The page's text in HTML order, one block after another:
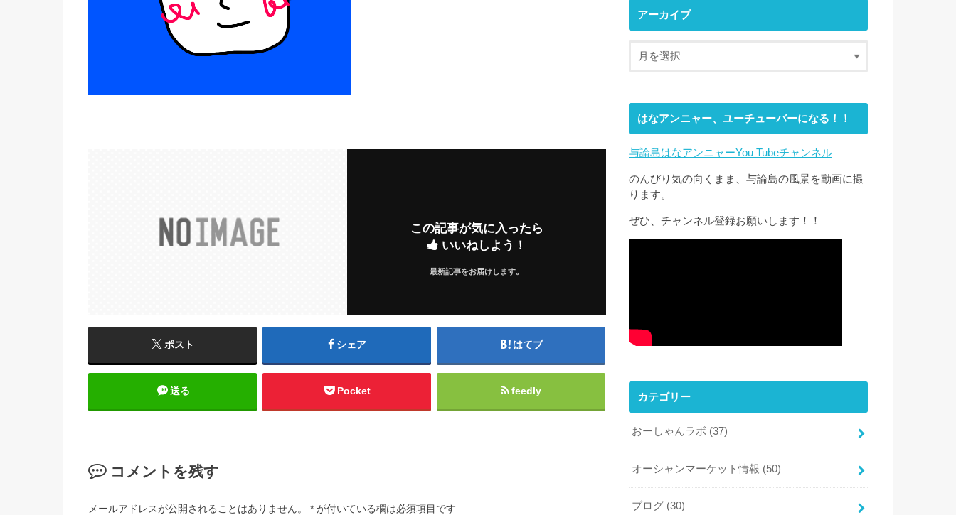
この記事が気に入ったら
いいねしよう！
最新記事をお届けします。
ポスト シェア はてブ
送る Pocket feedly
コメントを残す
メールアドレスが公開されることはありません。 * が付いている欄は必須項目です
アーカイブ
はなアンニャー、ユーチューバーになる！！
与論島はなアンニャーYou Tubeチャンネル
のんびり気の向くまま、与論島の風景を動画に撮
ります。
ぜひ、チャンネル登録お願いします！！
カテゴリー
おーしゃんラボ (37)
オーシャンマーケット情報 (50)
ブログ (30)